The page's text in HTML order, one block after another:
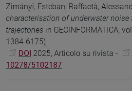
Zimányi, Esteban; Raffaetà,
characterisation of underwater
trajectories in GEOINFORMATICA,
1384-6175)
DOI 2025, Articolo su rivista -
10278/5102187